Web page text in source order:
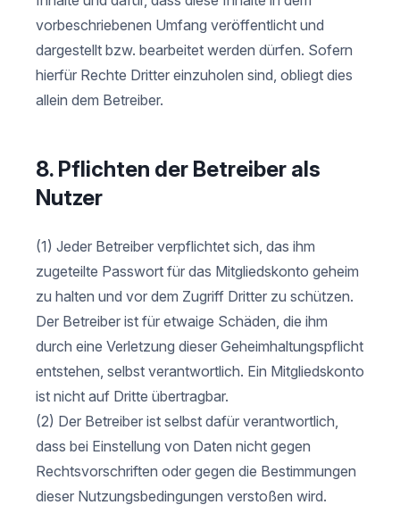
vorbeschriebenen Umfang veröffentlicht und
dargestellt bzw. bearbeitet werden dürfen. Sofern
hierfür Rechte Dritter einzuholen sind, obliegt dies
allein dem Betreiber.
8. Pflichten der Betreiber als
Nutzer
(1) Jeder Betreiber verpflichtet sich, das ihm
zugeteilte Passwort für das Mitgliedskonto geheim
zu halten und vor dem Zugriff Dritter zu schützen.
Der Betreiber ist für etwaige Schäden, die ihm
durch eine Verletzung dieser Geheimhaltungspflicht
entstehen, selbst verantwortlich. Ein Mitgliedskonto
ist nicht auf Dritte übertragbar.
(2) Der Betreiber ist selbst dafür verantwortlich,
dass bei Einstellung von Daten nicht gegen
Rechtsvorschriften oder gegen die Bestimmungen
dieser Nutzungsbedingungen verstoßen wird.